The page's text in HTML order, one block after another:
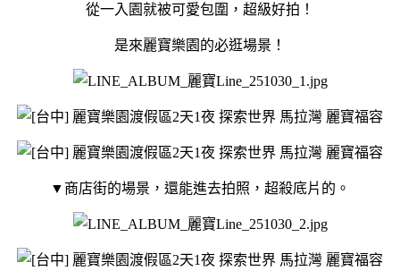
從一入園就被可愛包圍，超級好拍！
是來麗寶樂園的必逛場景！
▼商店街的場景，還能進去拍照，超殺底片的。